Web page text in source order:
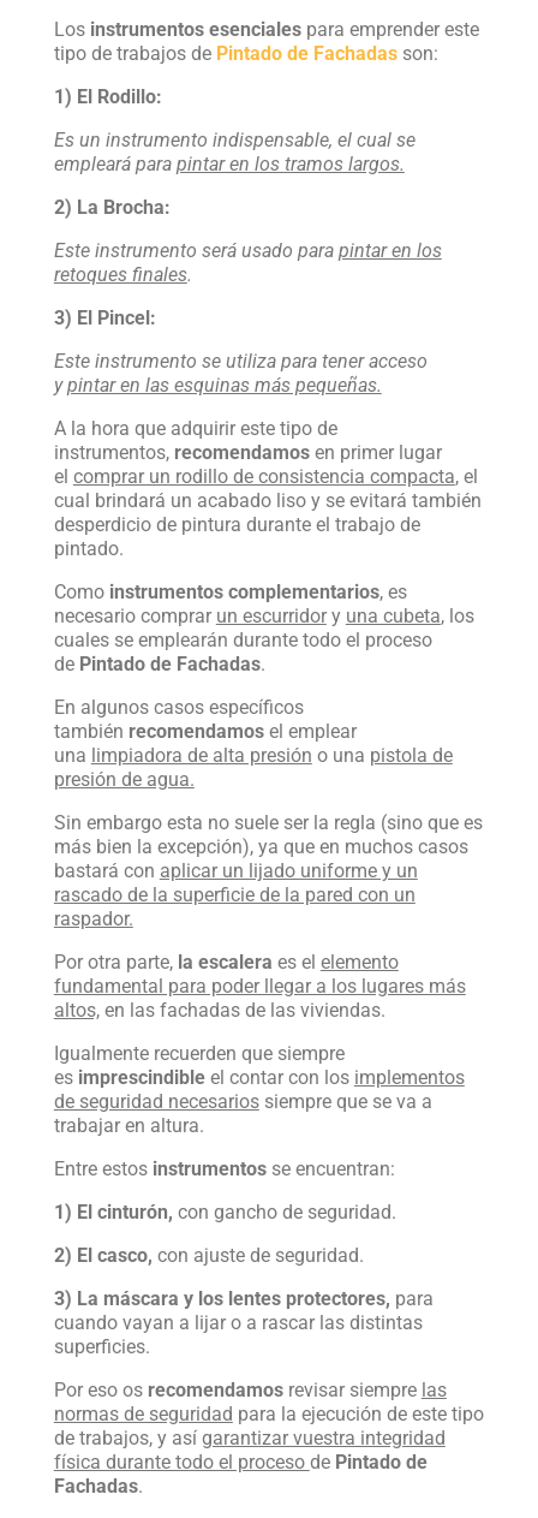
Los instrumentos esencialespara emprender este
tipo de trabajos de Pintado de Fachadasson:
1) El Rodillo:
Es un instrumento indispensable, el cual se
empleará para pintar en los tramos largos.
2) La Brocha:
Este instrumento será usado para pintar en los
retoques finales.
3) El Pincel:
Este instrumento se utiliza para tener acceso
ypintar en las esquinas más pequeñas.
A la hora que adquirir este tipo de
instrumentos, recomendamosen primer lugar
el comprar un rodillo de consistencia compacta, el
cual brindará un acabado liso y se evitará también
desperdicio de pintura durante el trabajo de
pintado.
Como instrumentos complementarios, es
necesario comprar un escurridory una cubeta, los
cuales se emplearán durante todo el proceso
de Pintado de Fachadas.
En algunos casos específicos
también recomendamosel emplear
una limpiadora de alta presión o una pistola de
presión de agua.
Sin embargo esta no suele ser la regla (sino que es
más bien la excepción), ya que en muchos casos
bastará con aplicar un lijado uniforme y un
rascado de la superficie de la pared con un
raspador.
Por otra parte, la escalera es el elemento
fundamental para poder llegar a los lugares más
altos,en las fachadas de las viviendas.
Igualmente recuerden que siempre
es imprescindibleel contar con los implementos
de seguridad necesariossiempre que se va a
trabajar en altura.
Entre estos instrumentosse encuentran:
1) El cinturón, con gancho de seguridad.
2) El casco, con ajuste de seguridad.
3) La máscara y los lentes protectores, para
cuando vayan a lijar o a rascar las distintas
superficies.
Por eso os recomendamosrevisar siempre las
normas de seguridad para la ejecución de este tipo
de trabajos, y así garantizar vuestra integridad
física durante todo el proceso de Pintado de
Fachadas.